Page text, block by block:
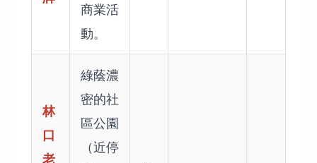
商業活
動。
林
口
老
綠蔭濃
密的社
區公園
（近停